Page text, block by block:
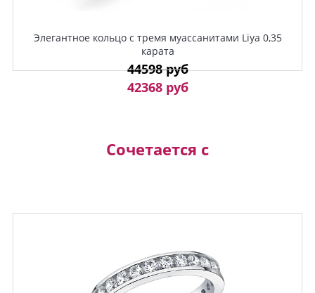
Элегантное кольцо с тремя муассанитами Liya 0,35
карата
44598 руб
42368 руб
Сочетается с